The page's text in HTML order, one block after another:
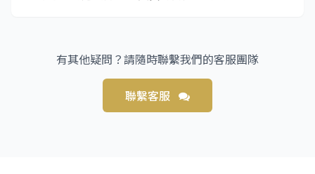
有其他疑問？請隨時聯繫我們的客服團隊
聯繫客服